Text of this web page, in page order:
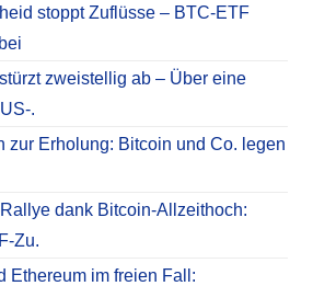
stoppt Zuflüsse – BTC-ETF
zweistellig ab – Über eine
.
zur Erholung: Bitcoin und Co. legen
dank Bitcoin-Allzeithoch:
Zu.
Ethereum im freien Fall: